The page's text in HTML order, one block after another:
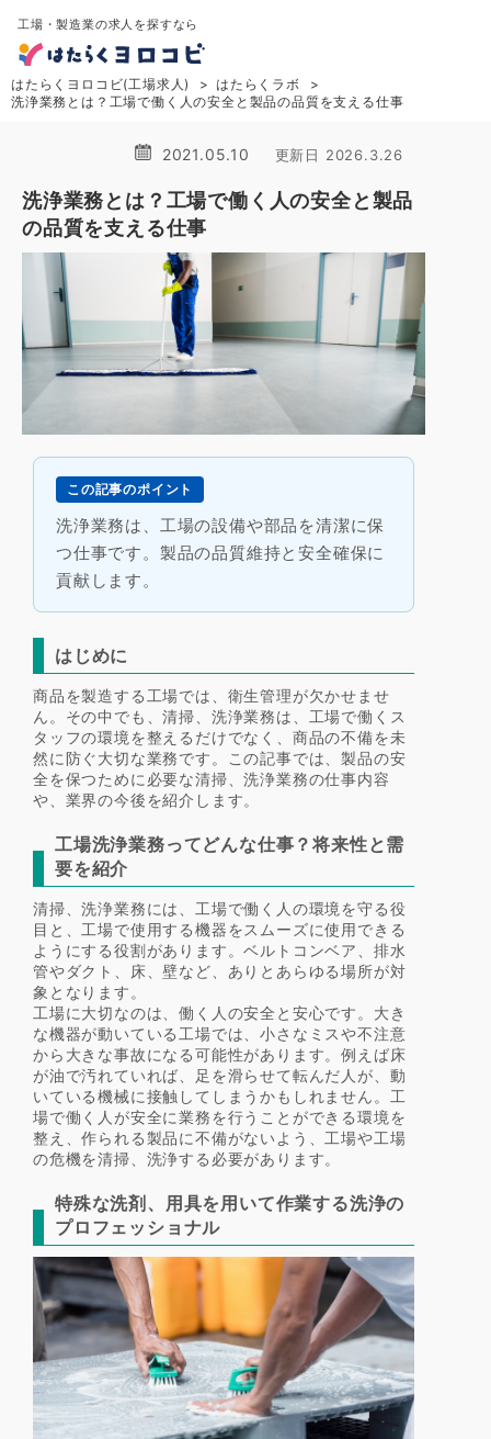
工場・製造業の求人を探すなら
はたらくヨロコビ(工場求人)
はたらくラボ
洗浄業務とは？工場で働く人の安全と製品の品質を支える仕事
2021.05.10 更新日 2026.3.26
洗浄業務とは？工場で働く人の安全と製品
の品質を支える仕事
この記事のポイント
洗浄業務は、工場の設備や部品を清潔に保
つ仕事です。製品の品質維持と安全確保に
貢献します。
はじめに
商品を製造する工場では、衛生管理が欠かせませ
ん。その中でも、清掃、洗浄業務は、工場で働くス
タッフの環境を整えるだけでなく、商品の不備を未
然に防ぐ大切な業務です。この記事では、製品の安
全を保つために必要な清掃、洗浄業務の仕事内容
や、業界の今後を紹介します。
工場洗浄業務ってどんな仕事？将来性と需
要を紹介
清掃、洗浄業務には、工場で働く人の環境を守る役
目と、工場で使用する機器をスムーズに使用できる
ようにする役割があります。ベルトコンベア、排水
管やダクト、床、壁など、ありとあらゆる場所が対
象となります。
工場に大切なのは、働く人の安全と安心です。大き
な機器が動いている工場では、小さなミスや不注意
から大きな事故になる可能性があります。例えば床
が油で汚れていれば、足を滑らせて転んだ人が、動
いている機械に接触してしまうかもしれません。工
場で働く人が安全に業務を行うことができる環境を
整え、作られる製品に不備がないよう、工場や工場
の危機を清掃、洗浄する必要があります。
特殊な洗剤、用具を用いて作業する洗浄の
プロフェッショナル